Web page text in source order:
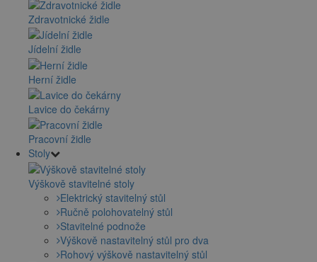
Zdravotnické židle
Jídelní židle
Herní židle
Lavice do čekárny
Pracovní židle
Stoly
Výškově stavitelné stoly
Elektrický stavitelný stůl
Ručně polohovatelný stůl
Stavitelné podnože
Výškově nastavitelný stůl pro dva
Rohový výškově nastavitelný stůl